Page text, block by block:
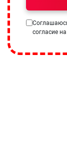
согласие